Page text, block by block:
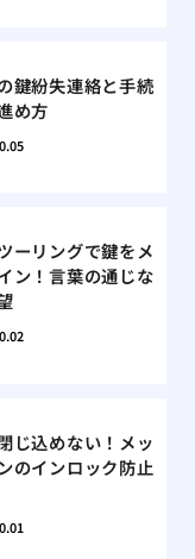
鍵紛失連絡と手続
め方
ーリングで鍵をメ
ン！言葉の通じな
じ込めない！メッ
のインロック防止